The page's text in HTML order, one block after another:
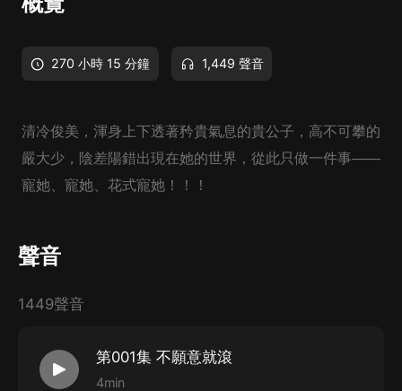
270 小時 15 分鐘 1,449 聲音
清冷俊美，渾身上下透著矜貴氣息的貴公子，高不可攀的
嚴大少，陰差陽錯出現在她的世界，從此只做一件事——
寵她、寵她、花式寵她！！！
聲音
1449聲音
第001集 不願意就滾
4min